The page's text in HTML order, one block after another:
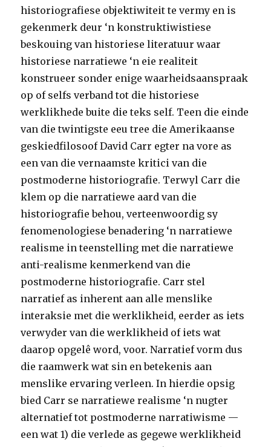
historiografiese objektiwiteit te vermy en is
gekenmerk deur ‘n konstruktiwistiese
beskouing van historiese literatuur waar
historiese narratiewe ‘n eie realiteit
konstrueer sonder enige waarheidsaanspraak
op of selfs verband tot die historiese
werklikhede buite die teks self. Teen die einde
van die twintigste eeu tree die Amerikaanse
geskiedfilosoof David Carr egter na vore as
een van die vernaamste kritici van die
postmoderne historiografie. Terwyl Carr die
klem op die narratiewe aard van die
historiografie behou, verteenwoordig sy
fenomenologiese benadering ‘n narratiewe
realisme in teenstelling met die narratiewe
anti-realisme kenmerkend van die
postmoderne historiografie. Carr stel
narratief as inherent aan alle menslike
interaksie met die werklikheid, eerder as iets
verwyder van die werklikheid of iets wat
daarop opgelê word, voor. Narratief vorm dus
die raamwerk wat sin en betekenis aan
menslike ervaring verleen. In hierdie opsig
bied Carr se narratiewe realisme ‘n nugter
alternatief tot postmoderne narratiwisme —
een wat 1) die verlede as gegewe werklikheid